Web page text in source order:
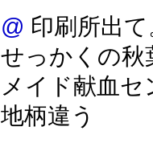
@ 印刷所出
せっかくの秋
メイド献血
地柄違う